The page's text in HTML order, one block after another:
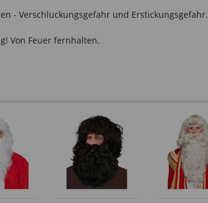
- Verschluckungsgefahr und
Von Feuer fernhalten.